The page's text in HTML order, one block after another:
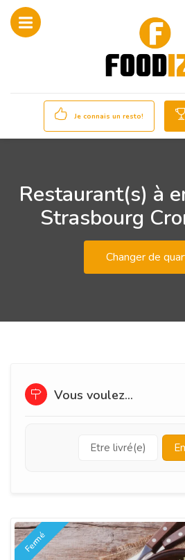
Je connais un resto!
Restaurant(s) à
Strasbourg
Changer de
Vous voulez...
Etre livré(e)
Fermé